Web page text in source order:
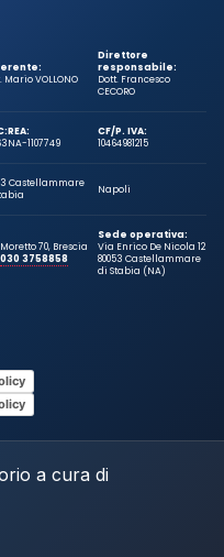
Mario VOLLONO
Direttore
responsabile:
Dott. Francesco
CECORO
REA:
NA-1107749
CF/P. IVA:
10464981215
Castellammare
Napoli
70, Brescia
030 3758858
Sede operativa:
Via Enrico De Nicola 12
80053 Castellammare
di Stabia (NA)
a cura di